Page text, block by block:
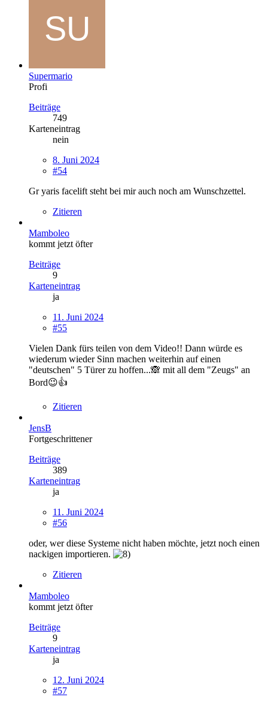
Supermario
Profi
Beiträge
749
Karteneintrag
nein
8. Juni 2024
#54
Gr yaris facelift steht bei mir auch noch am Wunschzettel.
Zitieren
Mamboleo
kommt jetzt öfter
Beiträge
9
Karteneintrag
ja
11. Juni 2024
#55
Vielen Dank fürs teilen von dem Video!! Dann würde es
wiederum wieder Sinn machen weiterhin auf einen
"deutschen" 5 Türer zu hoffen...🙈 mit all dem "Zeugs" an
Bord😉👍
Zitieren
JensB
Fortgeschrittener
Beiträge
389
Karteneintrag
ja
11. Juni 2024
#56
oder, wer diese Systeme nicht haben möchte, jetzt noch einen
nackigen importieren.
Zitieren
Mamboleo
kommt jetzt öfter
Beiträge
9
Karteneintrag
ja
12. Juni 2024
#57